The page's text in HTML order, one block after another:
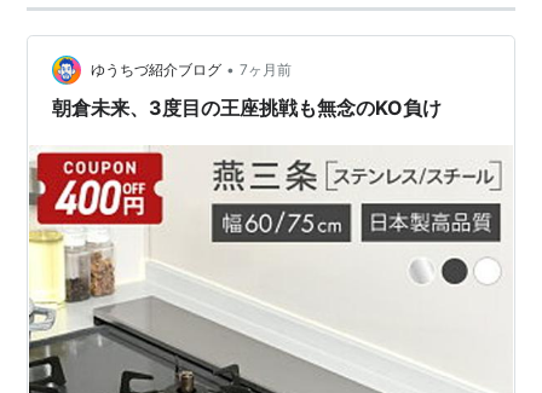
ゆうちづ紹介ブログ • 7ヶ月前
朝倉未来、3度目の王座挑戦も無念のKO負け